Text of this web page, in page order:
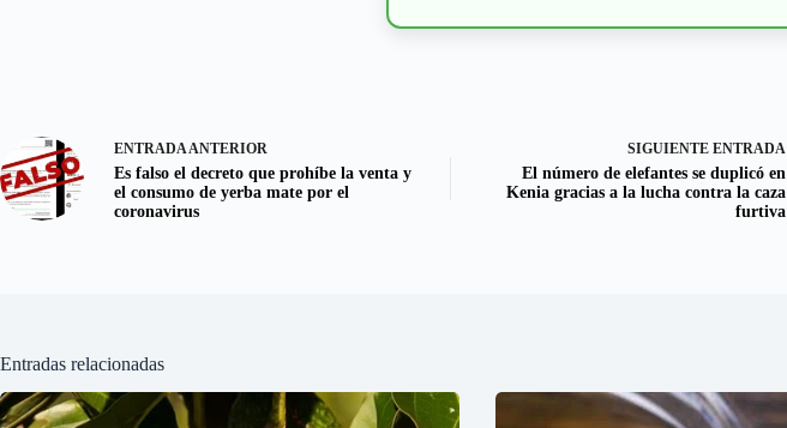
ENTRADA ANTERIOR
Es falso el decreto que prohíbe la venta y
el consumo de yerba mate por el
coronavirus
SIGUIENTE ENTRADA
El número de elefantes se duplicó en
Kenia gracias a la lucha contra la caza
furtiva
Entradas relacionadas